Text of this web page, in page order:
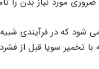
شود که در فرآیندی
تخمیر سویا قبل از